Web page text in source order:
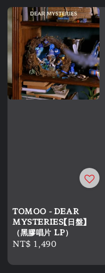
TOMOO - DEAR
MYSTERIES【日盤】
（黑膠唱片 LP）
Regular
NT$ 1,490